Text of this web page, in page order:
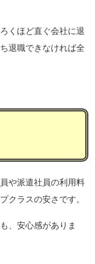
くほど直ぐ会社に退
退職できなければ全
や派遣社員の利用料
クラスの安さです。
、安心感がありま